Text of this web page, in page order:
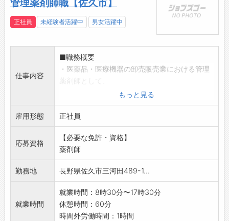
管理薬剤師職【佐久市】
正社員 未経験者活躍中 男女活躍中
仕事内容
■職務概要
・医薬品・医療機器の卸売販売業における管理
事業所全体の医薬品管理・品質保証業務をお任
せします。
・医療現場を支える「医薬品の安全な流通」と
いう
社会的使命を担う、やりがいの大きなポジショ
ンです。
■具体的な業務内容
・医薬品の品質管理・保管管理(麻薬含む)
・従業員への教育訓練
*変更の範囲:会社の定める業務
もっと見る
雇用形態 正社員
応募資格
【必要な免許・資格】
薬剤師
勤務地 長野県佐久市三河田489-1...
就業時間
就業時間：8時30分〜17時30分
休憩時間：60分
時間外労働時間：1時間